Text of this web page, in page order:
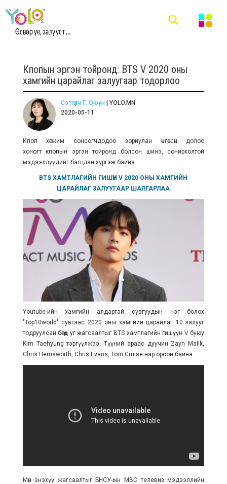
Өсвөр үе, залууст ...
Кпопын эргэн тойронд: BTS V 2020 оны
хамгийн царайлаг залуугаар тодорлоо
Сэтгүүлч Г. Оюун | YOLO.MN
2020-05-11
Кпоп хөгжим сонсогчдодоо зориулан өнгөрсөн долоо
хоногт кпопын эргэн тойронд болсон шинэ, сонирхолтой
мэдээллүүдийг багцлан хүргэж байна.
BTS ХАМТЛАГИЙН ГИШҮҮН V 2020 ОНЫ ХАМГИЙН
ЦАРАЙЛАГ ЗАЛУУГААР ШАЛГАРЛАА
Youtube-ийн хамгийн алдартай сувгуудын нэг болох
"Top10world" сувгаас 2020 оны хамгийн царайлаг 10 залууг
тодруулсан бөгөөд уг жагсаалтыг BTS хамтлагийн гишүүн V буюу
Kim Taehyung тэргүүлжээ. Түүний араас дуучин Zayn Malik,
Chris Hemsworth, Chris Evans, Tom Cruise нар орсон байна.
Мөн энэхүү жагсаалтыг БНСУ-ын MBC телевиз мэдээллийн